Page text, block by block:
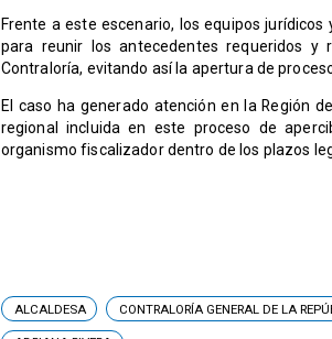
Frente a este escenario, los equipos
para reunir los antecedentes requeridos
Contraloría, evitando así la apertura de
El caso ha generado atención en la Región
regional incluida en este proceso de
organismo fiscalizador dentro de los plazos
ALCALDESA CONTRALORÍA GENERAL DE LA